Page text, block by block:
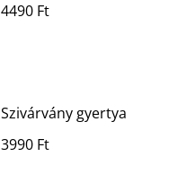
4490 Ft
Szivárvány gyertya
3990 Ft